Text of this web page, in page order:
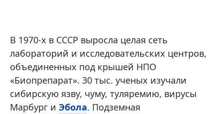
В 1970-х в СССР выросла целая сеть
лабораторий и исследовательских центров,
объединенных под крышей НПО
«Биопрепарат». 30 тыс. ученых изучали
сибирскую язву, чуму, туляремию, вирусы
Марбург и Эбола. Подземная